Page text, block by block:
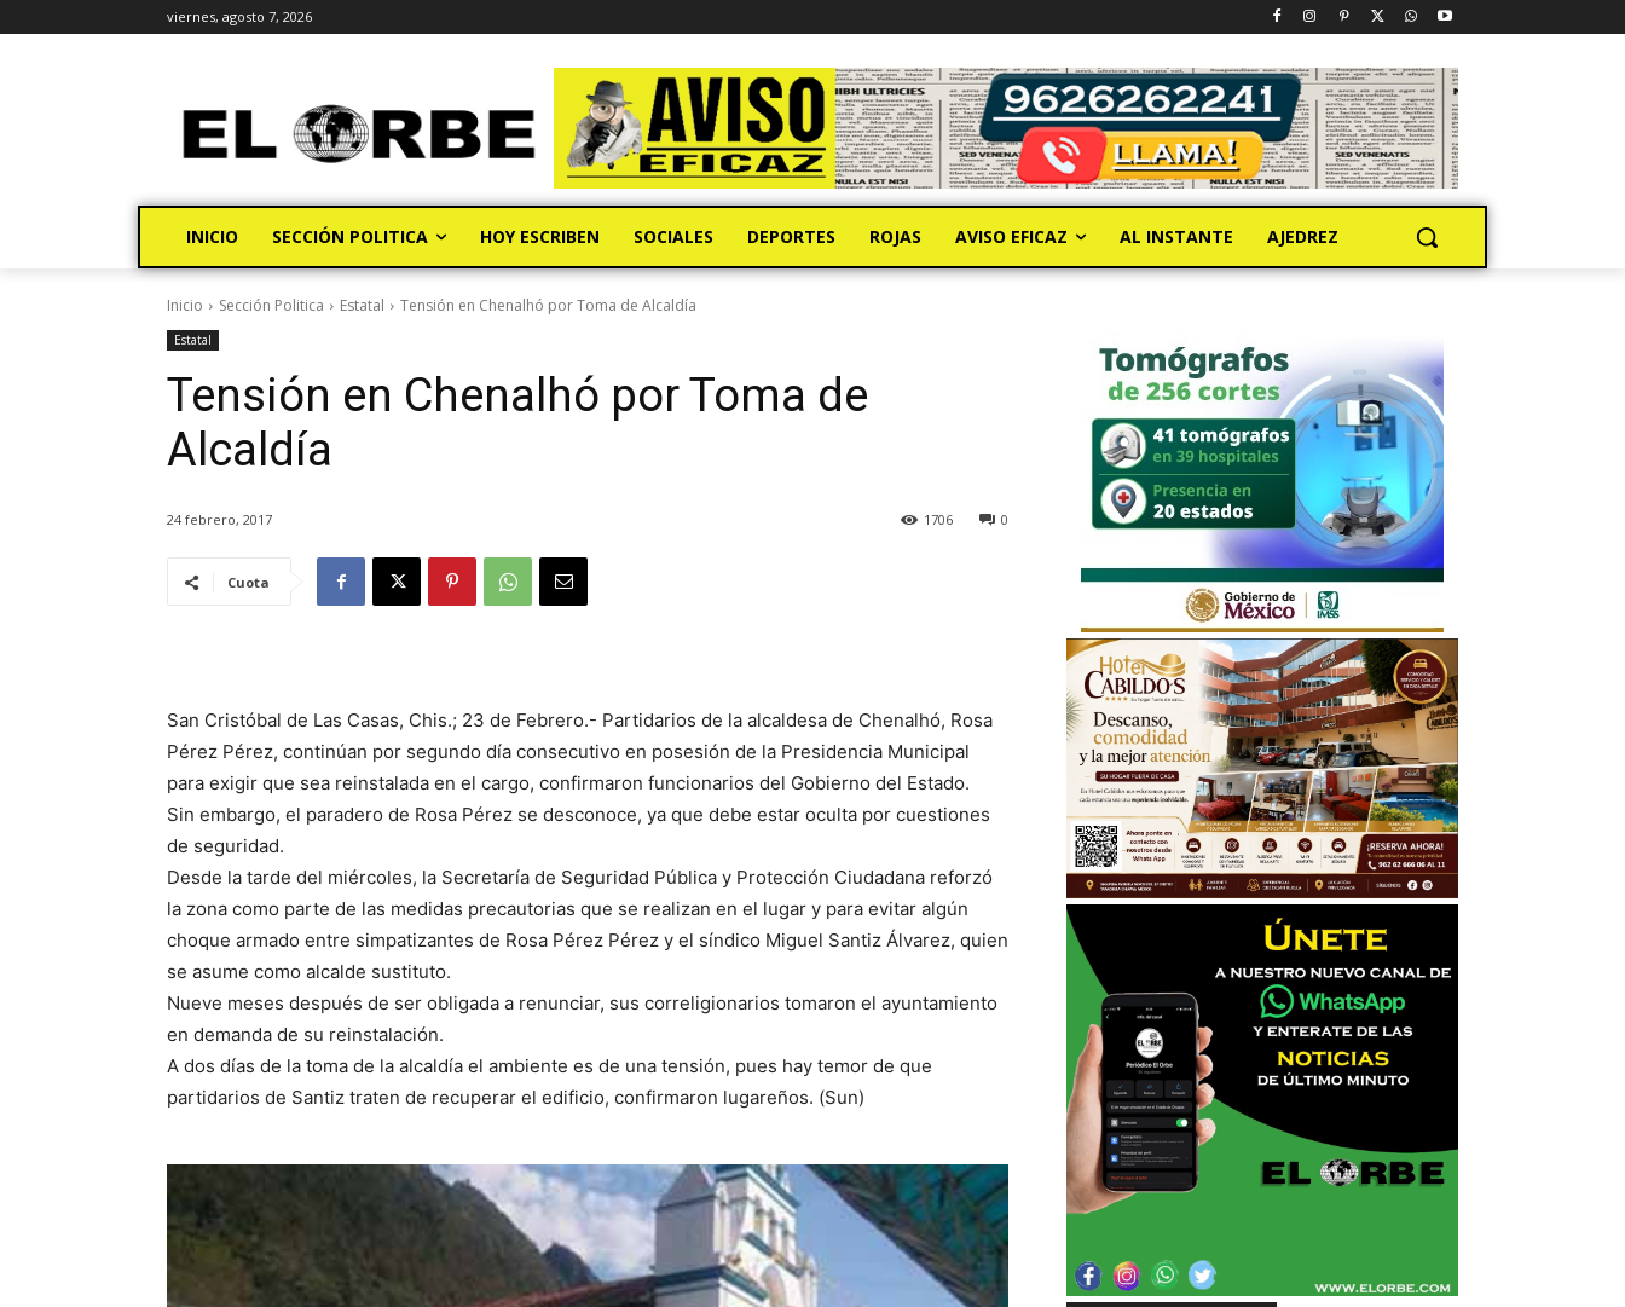
viernes, agosto 7, 2026
INICIO SECCIÓN POLITICA HOY ESCRIBEN SOCIALES DEPORTES ROJAS AVISO EFICAZ AL INSTANTE AJEDREZ
Inicio Sección Politica Estatal Tensión en Chenalhó por Toma de Alcaldía
Estatal
Tensión en Chenalhó por Toma de
Alcaldía
24 febrero, 2017 0
1706
Cuota
San Cristóbal de Las Casas, Chis.; 23 de Febrero.- Partidarios de la alcaldesa de Chenalhó, Rosa
Pérez Pérez, continúan por segundo día consecutivo en posesión de la Presidencia Municipal
para exigir que sea reinstalada en el cargo, confirmaron funcionarios del Gobierno del Estado.
Sin embargo, el paradero de Rosa Pérez se desconoce, ya que debe estar oculta por cuestiones
de seguridad.
Desde la tarde del miércoles, la Secretaría de Seguridad Pública y Protección Ciudadana reforzó
la zona como parte de las medidas precautorias que se realizan en el lugar y para evitar algún
choque armado entre simpatizantes de Rosa Pérez Pérez y el síndico Miguel Santiz Álvarez, quien
se asume como alcalde sustituto.
Nueve meses después de ser obligada a renunciar, sus correligionarios tomaron el ayuntamiento
en demanda de su reinstalación.
A dos días de la toma de la alcaldía el ambiente es de una tensión, pues hay temor de que
partidarios de Santiz traten de recuperar el edificio, confirmaron lugareños. (Sun)